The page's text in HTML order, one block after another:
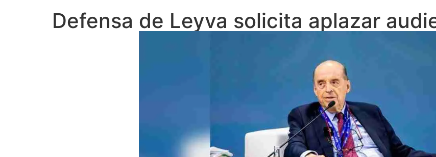
Defensa de Leyva solicita aplazar